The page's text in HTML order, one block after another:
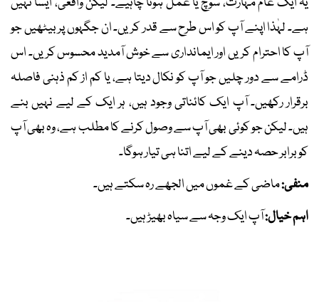
ہے۔ لہٰذا اپنے آپ کو اس طرح سے قدر کریں۔ ان جگہوں پر بیٹھیں جو
آپ کا احترام کریں اور ایمانداری سے خوش آمدید محسوس کریں۔ اس
ڈرامے سے دور چلیں جو آپ کو نکال دیتا ہے، یا کم از کم ذہنی فاصلہ
برقرار رکھیں۔ آپ ایک کائناتی وجود ہیں، ہر ایک کے لیے نہیں بنے
ہیں۔ لیکن جو کوئی بھی آپ سے وصول کرنے کا مطلب ہے، وہ بھی آپ
کو برابر حصہ دینے کے لیے اتنا ہی تیار ہوگا۔
منفی:ماضی کے غموں میں الجھے رہ سکتے ہیں۔
اہم خیال:آپ ایک وجہ سے سیاہ بھیڑ ہیں۔